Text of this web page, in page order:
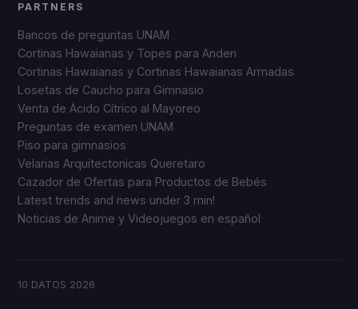
PARTNERS
Bancos de preguntas UNAM
Cortinas Hawaianas y Topes para Anden
Cortinas Hawaianas y Cortinas Hawaianas Armadas
Losetas de Caucho para Gimnasio
Venta de Ácido Cítrico al Mayoreo
Preguntas de examen UNAM
Piso para gimnasios
Velarias Arquitectonicas Queretaro
Cazador de Ofertas para Productos de Bebés
Latest trends and news under 3 min!
Noticias de Anime y Videojuegos en español
10 DATOS 2026